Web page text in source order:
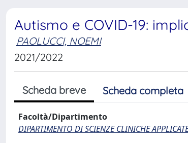
Autismo e COVID-19:
PAOLUCCI, NOEMI
2021/2022
Scheda breve Scheda completa
Facoltà/Dipartimento
DIPARTIMENTO DI SCIENZE CLINICHE